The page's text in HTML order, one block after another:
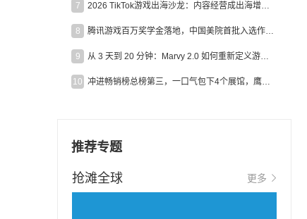
7 2026 TikTok游戏出海沙龙：内容经营成出海增长新引擎
8 腾讯游戏百万奖学金落地，中国美院首批入选作品获业内关注
9 从 3 天到 20 分钟：Marvy 2.0 如何重新定义游戏出海营销效率？
10 冲进畅销榜总榜第三，一口气包下4个展馆，鹰角把嘉年华做爆了
推荐专题
抢滩全球 更多